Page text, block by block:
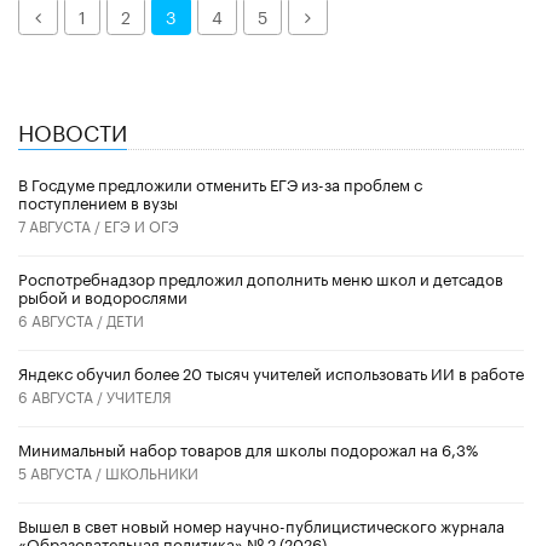
Назад1 2 3 4 5 Далее
НОВОСТИ
В Госдуме предложили отменить ЕГЭ из-за проблем с
поступлением в вузы
7 АВГУСТА / ЕГЭ И ОГЭ
Роспотребнадзор предложил дополнить меню школ и детсадов
рыбой и водорослями
6 АВГУСТА / ДЕТИ
​Яндекс обучил более 20 тысяч учителей использовать ИИ в работе
6 АВГУСТА /УЧИТЕЛЯ
Минимальный набор товаров для школы подорожал на 6,3%
5 АВГУСТА / ШКОЛЬНИКИ
Вышел в свет новый номер научно-публицистического журнала